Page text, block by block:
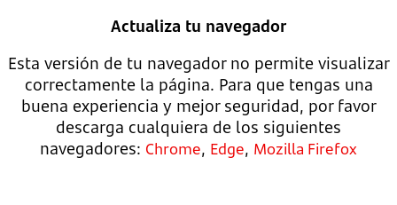
Actualiza tu navegador
Esta versión de tu navegador no permite visualizar
correctamente la página. Para que tengas una
buena experiencia y mejor seguridad, por favor
descarga cualquiera de los siguientes
navegadores: Chrome, Edge, Mozilla Firefox